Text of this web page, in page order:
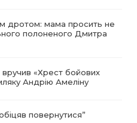
дротом: мама просить не
полоненого Дмитра
«Хрест бойових
Андрію Амеліну
повернутися”